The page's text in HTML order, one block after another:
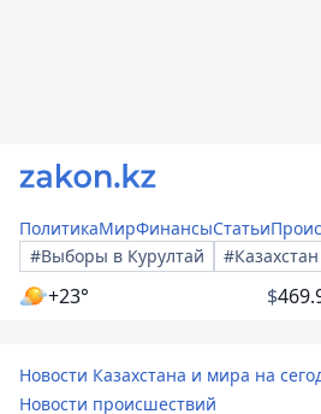
ПолитикаМирФинансыСтатьи
#Выборы в Курултай
+23° $
Новости Казахстана и мира на
Новости происшествий